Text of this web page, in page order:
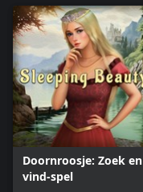
Doornroosje: Zoek en
vind-spel